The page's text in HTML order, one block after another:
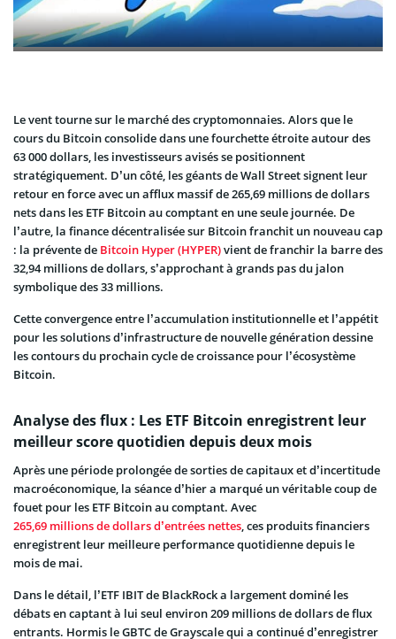
Le vent tourne sur le marché des cryptomonnaies. Alors que le
cours du Bitcoin consolide dans une fourchette étroite autour des
63 000 dollars, les investisseurs avisés se positionnent
stratégiquement. D’un côté, les géants de Wall Street signent leur
retour en force avec un afflux massif de 265,69 millions de dollars
nets dans les ETF Bitcoin au comptant en une seule journée. De
l’autre, la finance décentralisée sur Bitcoin franchit un nouveau cap
: la prévente de Bitcoin Hyper (HYPER)vient de franchir la barre des
32,94 millions de dollars, s’approchant à grands pas du jalon
symbolique des 33 millions.
Cette convergence entre l’accumulation institutionnelle et l’appétit
pour les solutions d’infrastructure de nouvelle génération dessine
les contours du prochain cycle de croissance pour l’écosystème
Bitcoin.
Analyse des flux : Les ETF Bitcoin enregistrent leur
meilleur score quotidien depuis deux mois
Après une période prolongée de sorties de capitaux et d’incertitude
macroéconomique, la séance d’hier a marqué un véritable coup de
fouet pour les ETF Bitcoin au comptant. Avec
265,69 millions de dollars d’entrées nettes, ces produits financiers
enregistrent leur meilleure performance quotidienne depuis le
mois de mai.
Dans le détail, l’ETF IBIT de BlackRock a largement dominé les
débats en captant à lui seul environ 209 millions de dollars de flux
entrants. Hormis le GBTC de Grayscale qui a continué d’enregistrer